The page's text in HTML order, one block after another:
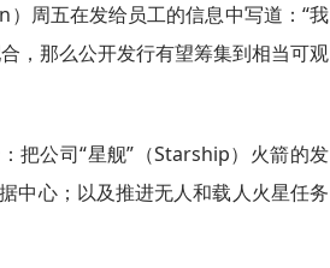
周五在发给员工的信息中写道：“我
，那么公开发行有望筹集到相当可观
把公司“星舰”（Starship）火箭的发
中心；以及推进无人和载人火星任务